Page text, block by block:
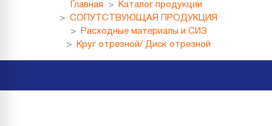
Главная
Каталог продукции
СОПУТСТВУЮЩАЯ ПРОДУКЦИЯ
Расходные материалы и СИЗ
Круг отрезной/ Диск отрезной